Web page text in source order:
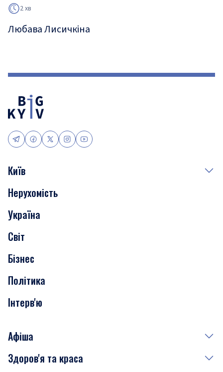
2 хв
Любава Лисичкіна
Київ
Події
Скандали
Нерухомість
Транспорт
Нерухомість
Україна
Світ
Бізнес
Політика
Інтерв'ю
Афіша
Сьогодні
Здоров'я та краса